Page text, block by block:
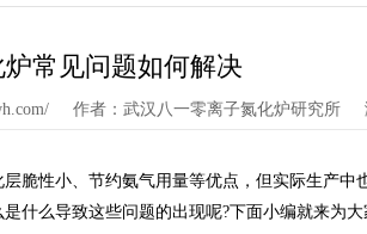
常见问题如何解决
作者：武汉八一零离子氮化炉研究所
性小、节约氨气用量等优点，但实际生产中
什么导致这些问题的出现呢?下面小编就来为